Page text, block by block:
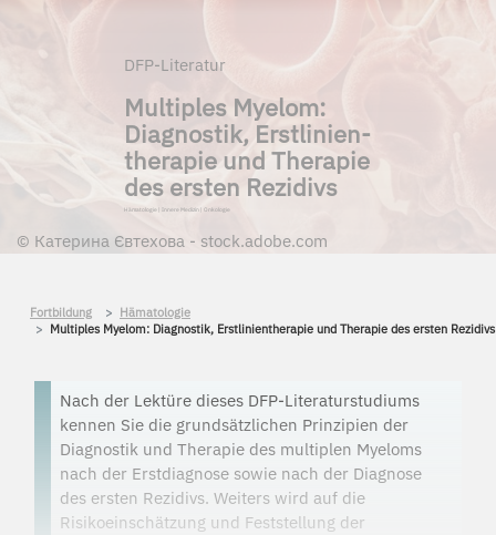
© Катерина Євтехова - stock.adobe.com
DFP-Literatur
Multiples Myelom:
Diagnostik, Erstlinien­
therapie und Therapie
des ersten Rezidivs
Hämatologie| Innere Medizin| Onkologie
Fortbildung
Hämatologie
Multiples Myelom: Diagnostik, Erstlinien­therapie und Therapie des ersten Rezidivs
Nach der Lektüre dieses DFP-Literaturstudiums
kennen Sie die grundsätzlichen Prinzipien der
Diagnostik und Therapie des multiplen Myeloms
nach der Erstdiagnose sowie nach der Diagnose
des ersten Rezidivs. Weiters wird auf die
Risikoeinschätzung und Feststellung der